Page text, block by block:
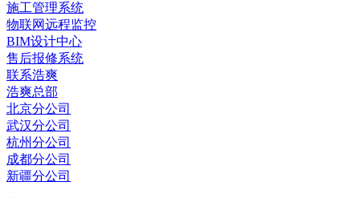
施工管理系统
物联网远程监控
BIM设计中心
售后报修系统
联系浩爽
浩爽总部
北京分公司
武汉分公司
杭州分公司
成都分公司
新疆分公司